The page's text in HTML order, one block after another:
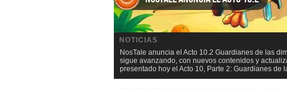
NOTICIAS
NosTale anuncia el Acto 10.2 Guardianes de las
sigue avanzando, con nuevos contenidos y
presentado hoy el Acto 10, Parte 2: Guardianes de